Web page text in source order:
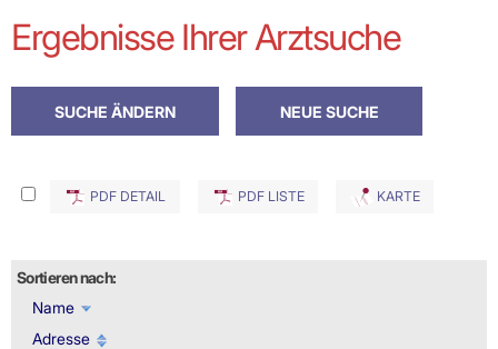
Ergebnisse Ihrer Arztsuche
PDF DETAIL PDF LISTE KARTE
Sortieren nach:
Name
Adresse